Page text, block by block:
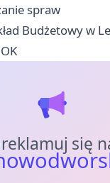
spraw
Budżetowy w
się